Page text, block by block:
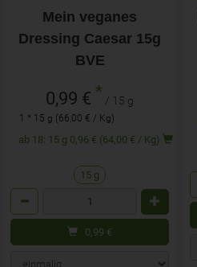
Mein veganes
Dressing Caesar 15g
BVE
0,99 € * / 15 g
1 * 15 g (66,00 € / Kg)
ab 18: 15 g 0,96 € (64,00 € / Kg)
15 g
0,99 €